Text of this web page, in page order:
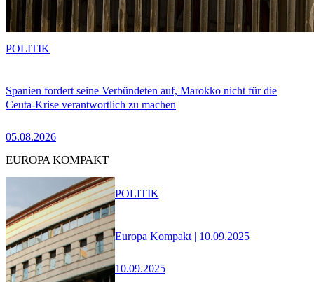
Spanien fordert seine Verbündeten auf, Marokko nicht für die
Ceuta-Krise verantwortlich zu machen
05.08.2026
POLITIK
EUROPA KOMPAKT
Europa Kompakt | 10.09.2025
10.09.2025
POLITIK